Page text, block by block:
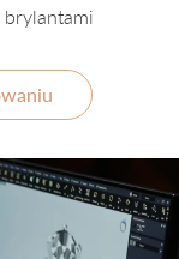
brylantami